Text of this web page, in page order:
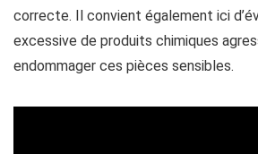
correcte. Il convient également ici
excessive de produits chimiques
endommager ces pièces sensibles.